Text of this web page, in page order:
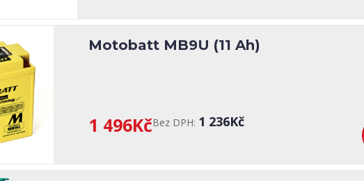
Motobatt MB9U (11 Ah)
1 496KčBez DPH: 1 236Kč